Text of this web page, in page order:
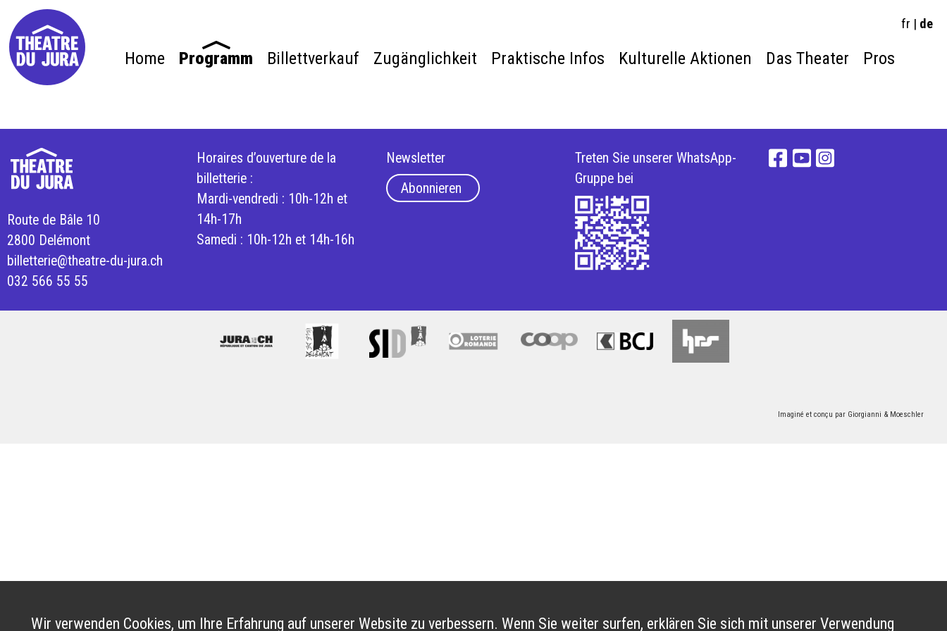
fr | de
Home Programm Billettverkauf Zugänglichkeit Praktische Infos Kulturelle Aktionen Das Theater Pros
Route de Bâle 10
2800 Delémont
billetterie@theatre-du-jura.ch
032 566 55 55
Horaires d’ouverture de la
billetterie :
Mardi-vendredi : 10h-12h et
14h-17h
Samedi : 10h-12h et 14h-16h
Newsletter
Abonnieren
Treten Sie unserer WhatsApp-
Gruppe bei
Imaginé et conçu par Giorgianni & Moeschler
Wir verwenden Cookies, um Ihre Erfahrung auf unserer Website zu verbessern. Wenn Sie weiter surfen, erklären Sie sich mit unserer Verwendung